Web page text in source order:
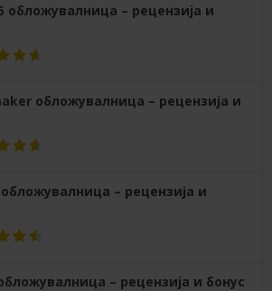
обложувалница – рецензија и
обложувалница – рецензија и
– рецензија и
– рецензија и бонус